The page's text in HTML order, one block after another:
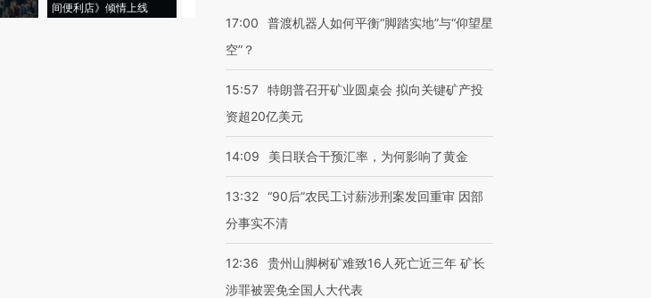
间便利店》倾情上线
17:00
普渡机器人如何平衡“脚踏实地”与“仰望星
空”？
15:57 特朗普召开矿业圆桌会 拟向关键矿产投
资超20亿美元
14:09 美日联合干预汇率，为何影响了黄金
13:32 “90后”农民工讨薪涉刑案发回重审 因部
分事实不清
12:36
贵州山脚树矿难致16人死亡近三年 矿长
涉罪被罢免全国人大代表